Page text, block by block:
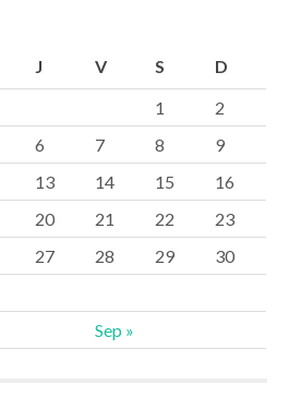
J V S D
Sep »
1
2
6 7 8
9
13 14 15
16
20 21 22
23
27 28 29
30